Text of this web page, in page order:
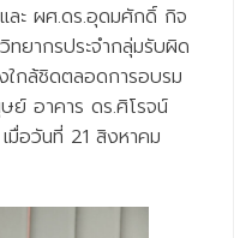
ละ ผศ.ดร.อุดมศักดิ์ กิจ
ยากรประจำกลุ่มรับผิด
ใกล้ชิดตลอดการอบรม
อาคาร ดร.ศิโรจน์
อวันที่ 21 สิงหาคม